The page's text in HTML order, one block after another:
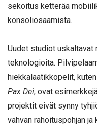
sekoitus ketterää
konsoliosaamista.
Uudet studiot
teknologioita.
hiekkalaatikkopelit,
Pax Dei, ovat
projektit eivät synny
vahvan rahoituspohjan